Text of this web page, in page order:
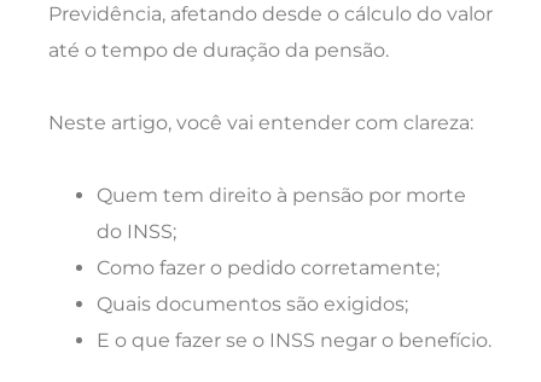
Previdência, afetando desde o cálculo do valor
até o tempo de duração da pensão.
Neste artigo, você vai entender com clareza:
Quem tem direito à pensão por morte
do INSS;
Como fazer o pedido corretamente;
Quais documentos são exigidos;
E o que fazer se o INSS negar o benefício.